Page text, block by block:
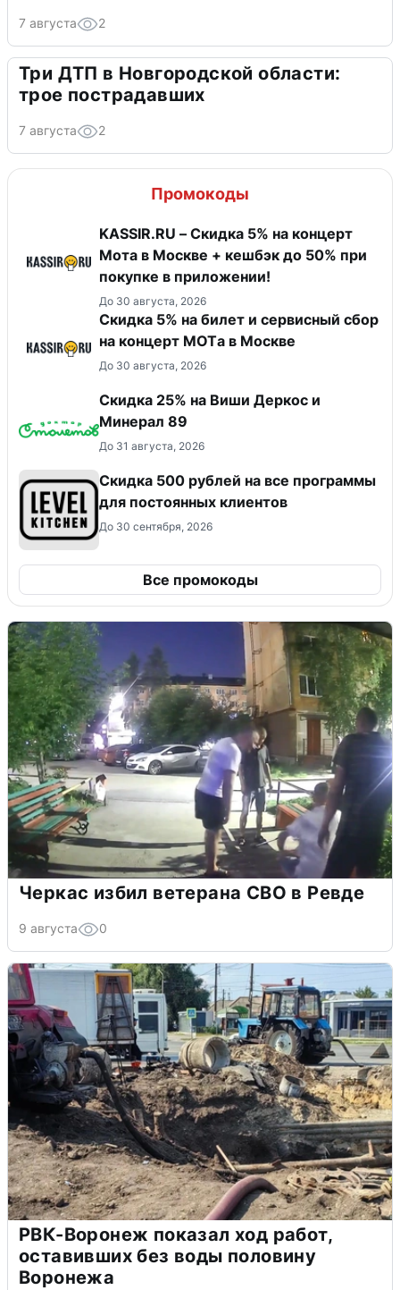
7 августа 2
Три ДТП в Новгородской области:
трое пострадавших
7 августа 2
Промокоды
KASSIR.RU – Скидка 5% на концерт
Мота в Москве + кешбэк до 50% при
покупке в приложении!
До 30 августа, 2026
Скидка 5% на билет и сервисный сбор
на концерт MOTа в Москве
До 30 августа, 2026
Скидка 25% на Виши Деркос и
Минерал 89
До 31 августа, 2026
Скидка 500 рублей на все программы
для постоянных клиентов
До 30 сентября, 2026
Все промокоды
Черкас избил ветерана СВО в Ревде
9 августа 0
РВК-Воронеж показал ход работ,
оставивших без воды половину
Воронежа